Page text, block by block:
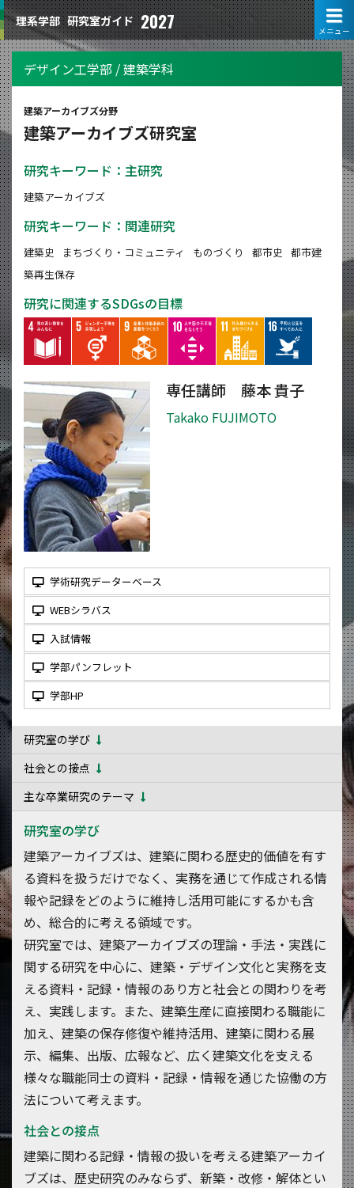
理系学部 研究室ガイド 2027
デザイン工学部 / 建築学科
建築アーカイブズ分野
建築アーカイブズ研究室
研究キーワード：主研究
建築アーカイブズ
研究キーワード：関連研究
建築史 まちづくり・コミュニティ ものづくり 都市史
都市建
築再生保存
研究に関連するSDGsの目標
専任講師 藤本 貴子
Takako FUJIMOTO
学術研究データーベース
WEBシラバス
入試情報
学部パンフレット
学部HP
研究室の学び
社会との接点
主な卒業研究のテーマ
研究室の学び
建築アーカイブズは、建築に関わる歴史的価値を有す
る資料を扱うだけでなく、実務を通じて作成される情
報や記録をどのように維持し活用可能にするかも含
め、総合的に考える領域です。
研究室では、建築アーカイブズの理論・手法・実践に
関する研究を中心に、建築・デザイン文化と実務を支
える資料・記録・情報のあり方と社会との関わりを考
え、実践します。また、建築生産に直接関わる職能に
加え、建築の保存修復や維持活用、建築に関わる展
示、編集、出版、広報など、広く建築文化を支える
様々な職能同士の資料・記録・情報を通じた協働の方
法について考えます。
社会との接点
建築に関わる記録・情報の扱いを考える建築アーカイ
ブズは、歴史研究のみならず、新築・改修・解体とい
メニュー